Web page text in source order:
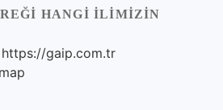
HANGI ILIMIZIN
https://gaip.com.tr